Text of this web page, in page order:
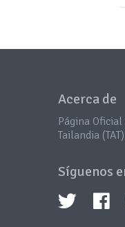
Acerca de
Página
Tailandia
Síguenos